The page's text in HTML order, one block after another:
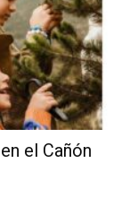
el Cañón